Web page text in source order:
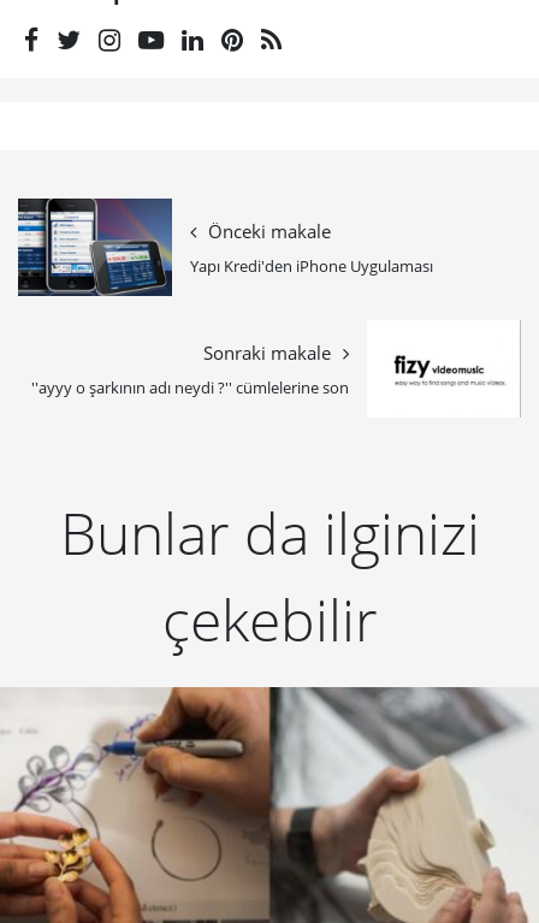
Önceki makale
Yapı Kredi'den iPhone Uygulaması
Sonraki makale
''ayyy o şarkının adı neydi ?'' cümlelerine son
Bunlar da ilginizi
çekebilir